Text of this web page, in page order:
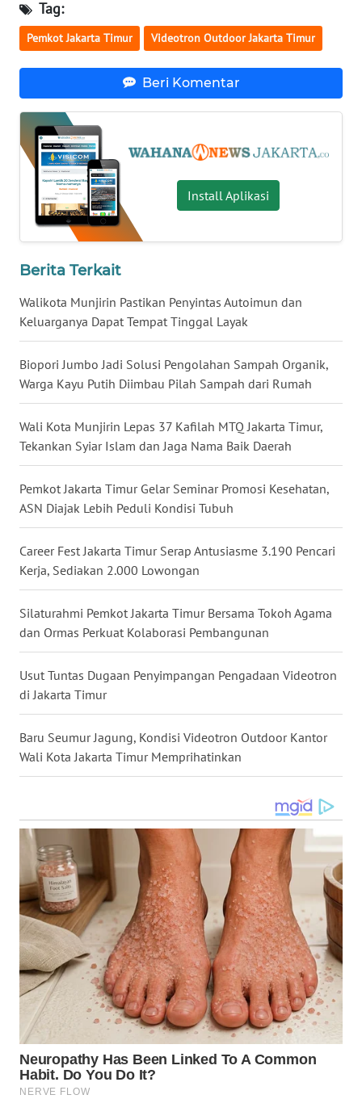
Tag:
Pemkot Jakarta Timur Videotron Outdoor Jakarta Timur
Beri Komentar
Install Aplikasi
Berita Terkait
Walikota Munjirin Pastikan Penyintas Autoimun dan
Keluarganya Dapat Tempat Tinggal Layak
Biopori Jumbo Jadi Solusi Pengolahan Sampah Organik,
Warga Kayu Putih Diimbau Pilah Sampah dari Rumah
Wali Kota Munjirin Lepas 37 Kafilah MTQ Jakarta Timur,
Tekankan Syiar Islam dan Jaga Nama Baik Daerah
Pemkot Jakarta Timur Gelar Seminar Promosi Kesehatan,
ASN Diajak Lebih Peduli Kondisi Tubuh
Career Fest Jakarta Timur Serap Antusiasme 3.190 Pencari
Kerja, Sediakan 2.000 Lowongan
Silaturahmi Pemkot Jakarta Timur Bersama Tokoh Agama
dan Ormas Perkuat Kolaborasi Pembangunan
Usut Tuntas Dugaan Penyimpangan Pengadaan Videotron
di Jakarta Timur
Baru Seumur Jagung, Kondisi Videotron Outdoor Kantor
Wali Kota Jakarta Timur Memprihatinkan
WN
MALUKU
WN
DAIRI
WN
DANAU
TOBA
NIAS
WN
LANGKAT
WN
TAPANULI
TANJUNG
LESUNG
WN
KARO
WN
SIMALUNGUN
WN
LABUHANBATU
WN
TAPANULI
SERDANG
WN
TEBING
TINGGI
WN
PAKPAK
KARAWANG
WN
BEKASI